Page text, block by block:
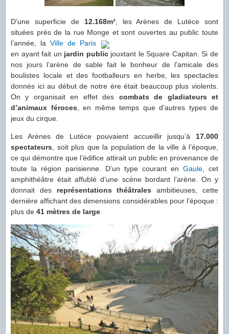
D’une superficie de 12.168m², les Arènes de Lutèce sont
situées près de la rue Monge et sontouvertes au public toute
l’année, la Ville de Paris
en ayant fait un jardin publicjouxtant le Square Capitan. Si de
nos jours l’arène de sable fait le bonheur de l’amicale des
boulistes locale et des footballeurs en herbe, les spectacles
donnés ici au début de notre ère était beaucoup plus violents.
On y organisait en effet des combats de gladiateurs et
d’animaux féroces , en même temps que d’autres types de
jeux du cirque.
Les Arènes de Lutèce pouvaient accueillir jusqu’à 17.000
spectateurs , soit plus que la population de la ville à l’époque,
ce qui démontre que l’édifice attirait un public en provenance de
toute la région parisienne. D’un type courant en Gaule , cet
amphithéâtre était affublé d’une scène bordant l’arène. On y
donnait des représentations théâtrales ambitieuses, cette
dernière affichant des dimensions considérables pour l’époque :
plus de 41 mètres de large